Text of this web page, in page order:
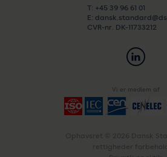
T: +45 39 96 61 01
E:
CVR-nr. DK-11733212
Vi er medlem af
Ophavsret © 2026 Dansk
rettigheder